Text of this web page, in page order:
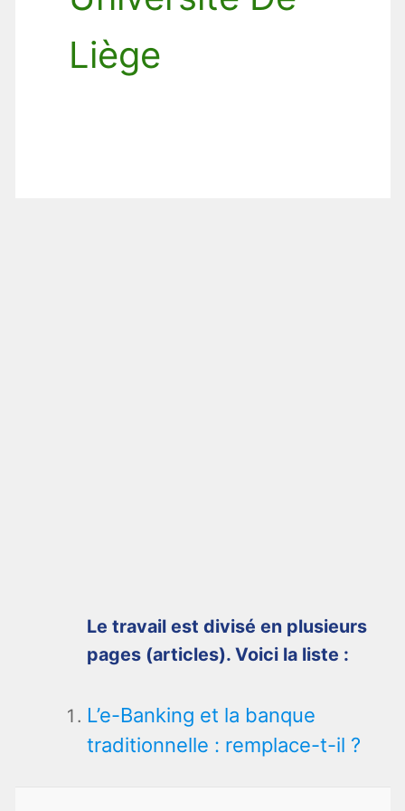
Liège
Le travail est divisé en plusieurs
pages (articles). Voici la liste :
L’e-Banking et la banque
traditionnelle : remplace-t-il ?